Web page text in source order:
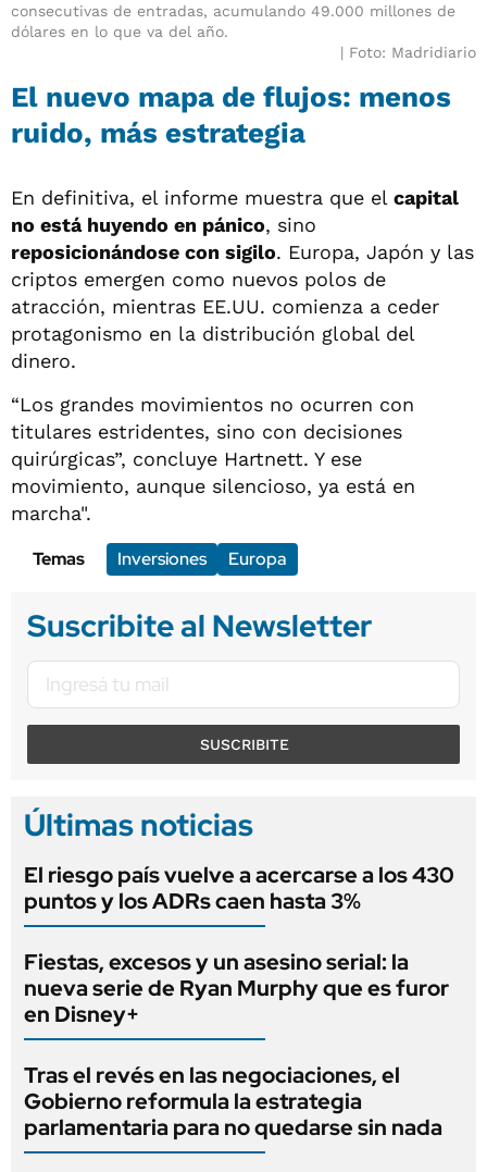
consecutivas de entradas, acumulando 49.000 millones de
dólares en lo que va del año.
Foto: Madridiario
El nuevo mapa de flujos: menos
ruido, más estrategia
En definitiva, el informe muestra que el capital
no está huyendo en pánico, sino
reposicionándose con sigilo. Europa, Japón y las
criptos emergen como nuevos polos de
atracción, mientras EE.UU. comienza a ceder
protagonismo en la distribución global del
dinero.
“Los grandes movimientos no ocurren con
titulares estridentes, sino con decisiones
quirúrgicas”, concluye Hartnett. Y ese
movimiento, aunque silencioso, ya está en
marcha".
Temas
Inversiones Europa
Suscribite al Newsletter
SUSCRIBITE
Últimas noticias
El riesgo país vuelve a acercarse a los 430
puntos y los ADRs caen hasta 3%
Fiestas, excesos y un asesino serial: la
nueva serie de Ryan Murphy que es furor
en Disney+
Tras el revés en las negociaciones, el
Gobierno reformula la estrategia
parlamentaria para no quedarse sin nada